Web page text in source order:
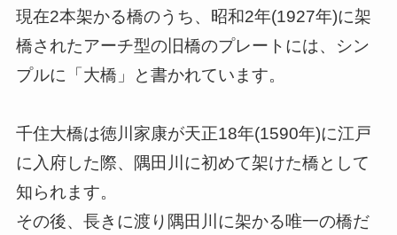
現在2本架かる橋のうち、昭和2年(1927年)に架
橋されたアーチ型の旧橋のプレートには、シン
プルに「大橋」と書かれています。
千住大橋は徳川家康が天正18年(1590年)に江戸
に入府した際、隅田川に初めて架けた橋として
知られます。
その後、長きに渡り隅田川に架かる唯一の橋だ